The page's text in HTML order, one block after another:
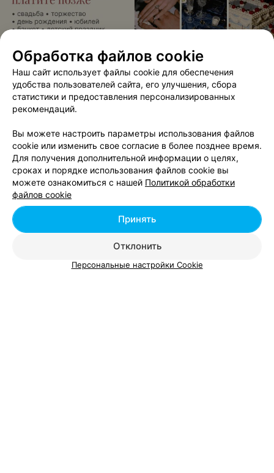
ЭФФЕКТИВНАЯ РЕКЛАМА НА САЙТЕ
Вам будет интересно
Депиляция подмышечных впадин в Бресте
Безоперационная ринопластика в Бресте
Коррекция носослезной борозды в Бресте
Обработка файлов cookie
Наш сайт использует файлы cookie для обеспечения
удобства пользователей сайта, его улучшения, сбора
статистики и предоставления персонализированных
рекомендаций.
Вы можете настроить параметры использования файлов
cookie или изменить свое согласие в более позднее время.
Для получения дополнительной информации о целях,
сроках и порядке использования файлов cookie вы
можете ознакомиться с нашей Политикой обработки
файлов cookie
Отклонить
Принять
Персональные настройки Cookie